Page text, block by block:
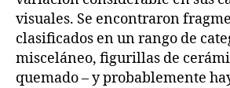
visuales. Se encontraron
clasificados en un rango de
misceláneo, figurillas de
quemado – y probablemente